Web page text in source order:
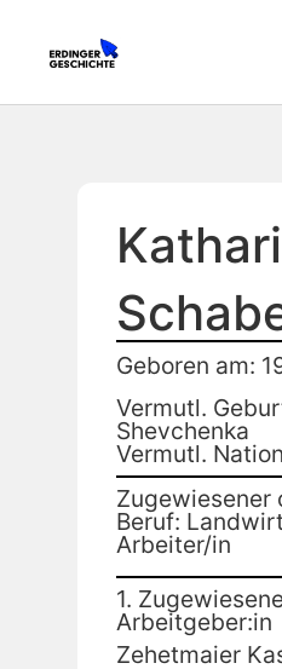
Geboren am:
Vermutl.
Shevchenka
Vermutl.
Zugewiesener
Beruf:
Arbeiter/in
1.
Arbeitgeber:in
Zehetmaier